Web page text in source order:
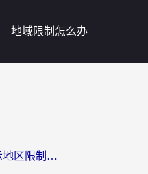
地域限制怎么办
海外看央视影音总提示地区限制？这篇教你选对回国加速器，流畅追剧不踩坑